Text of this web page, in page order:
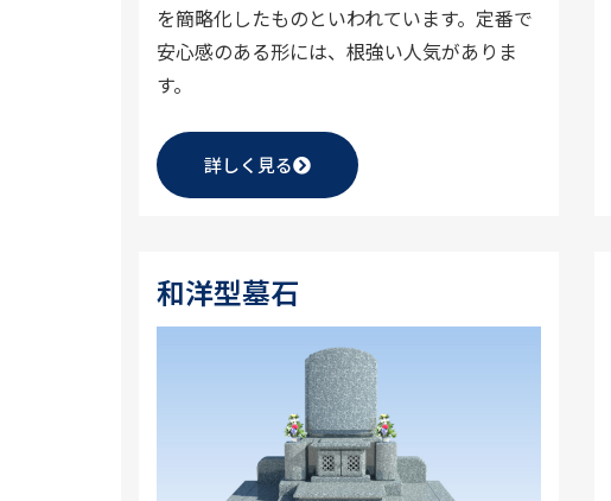
を簡略化したものといわれています。定番で
安心感のある形には、根強い人気がありま
す。
詳しく見る
和洋型墓石